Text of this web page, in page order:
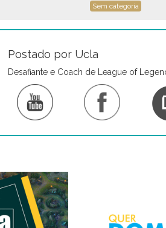
Sem categoria
Postado por Ucla
Desafiante e Coach de League of